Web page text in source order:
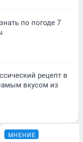
по погоде 7
рецепт в
вкусом из
МНЕНИЕ